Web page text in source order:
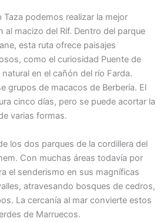
Taza podemos realizar la mejor
al macizo del Rif. Dentro del parque
esta ruta ofrece paisajes
como el curiosidad Puente de
en el cañón del río Farda.
grupos de macacos de Berbería. El
cinco días, pero se puede acortar la
varias formas.
los dos parques de la cordillera del
Con muchas áreas todavía por
el senderismo en sus magníficas
atravesando bosques de cedros,
La cercanía al mar convierte estos
de Marruecos.